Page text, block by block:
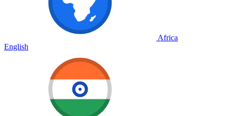
Africa
English